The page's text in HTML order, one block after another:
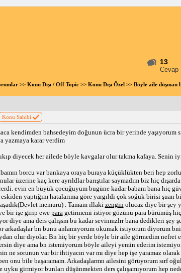
13
Cevap
>> Konu Dışı / Off Topic>> Konu Dışı Özel>> Böyle aile düşman
Konu Sahibi
kendimden bahsedeyim doğunun ücra bir yerinde
yazmaya karar verdim
diyecek her ailede böyle kavgalar olur takma kafaya.
borcu var bankaya oraya buraya küçüklükten beri hep
üzerine kaç kere ayrıldlar barıştılar saymadım biz hiç
evin en büyük çocuğuyum bugüne kadar babam bana hiç
yaptığım hatalarıma göre yargıldi çok soğuk birisi
memuru) . Tamam ıllakizenginolucaz diye bir şey
bir işe girip eweparagetirmemi istiyor gözünü para bürümüş
diye ama ders çalışsm bu kadar sevinmzlrr bana dedikleri
arkadaşlar bn bunu anlamıyorum okumak istiyorum diyorum
olur diyolar. Bn hiç bir yerde böyle bir aile görmedim nefret
diye ama bn istemiyorum böyle aileyi yemin ederim
ne sorunun var bir ihtiyacın var mı diye hep işe yaramaz
onu bile başaramam. Arkadaşlarmn ailesini görüyorum sırf
uyku girmiyor bunları düşünmekten ders çalışamıyorum hep